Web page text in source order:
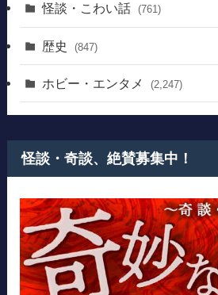
怪談・こわい話 (761)
歴史 (847)
ホビー・エンタメ (2,247)
怪談・奇談、絶賛募集中！